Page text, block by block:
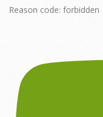
Reason code: forbidden